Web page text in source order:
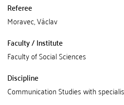
Referee
Moravec, Václav
Faculty / Institute
Faculty of Social Sciences
Discipline
Communication Studies with